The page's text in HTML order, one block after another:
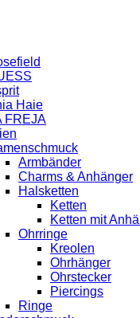
Haie
FREJA
Armbänder
Charms & Anhänger
Halsketten
Ketten
Ketten mit
Ohrringe
Kreolen
Ohrhänger
Ohrstecker
Piercings
Ringe